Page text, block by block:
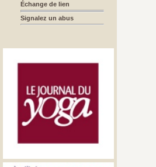
Échange de lien
Signalez un abus